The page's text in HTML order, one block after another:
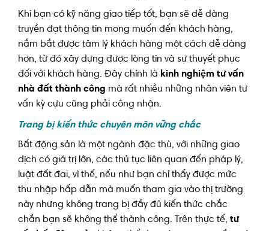
Khi bạn có kỹ năng giao tiếp tốt, bạn sẽ dễ dàng
truyền đạt thông tin mong muốn đến khách hàng,
nắm bắt được tâm lý khách hàng một cách dễ dàng
hơn, từ đó xây dựng được lòng tin và sự thuyết phục
đối với khách hàng. Đây chính là kinh nghiệm tư vấn
nhà đất thành công mà rất nhiều những nhân viên tư
vấn kỳ cựu cũng phải công nhận.
Trang bị kiến thức chuyên môn vững chắc
Bất động sản là một ngành đặc thù, với những giao
dịch có giá trị lớn, các thủ tục liên quan đến pháp lý,
luật đất đai, vì thế, nếu như bạn chỉ thấy được mức
thu nhập hấp dẫn mà muốn tham gia vào thị trường
này nhưng không trang bị đầy đủ kiến thức chắc
chắn bạn sẽ không thể thành công. Trên thực tế, tư